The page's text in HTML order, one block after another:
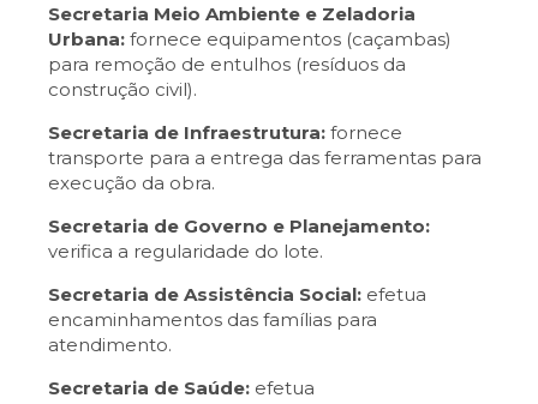
Secretaria Meio Ambiente e Zeladoria
Urbana: fornece equipamentos (caçambas)
para remoção de entulhos (resíduos da
construção civil).
Secretaria de Infraestrutura: fornece
transporte para a entrega das ferramentas para
execução da obra.
Secretaria de Governo e Planejamento:
verifica a regularidade do lote.
Secretaria de Assistência Social: efetua
encaminhamentos das famílias para
atendimento.
Secretaria de Saúde: efetua